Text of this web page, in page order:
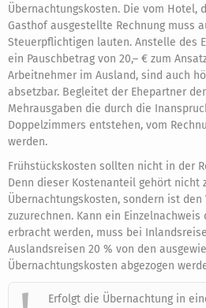
Übernachtungskosten. Die vom Hotel,
Gasthof ausgestellte Rechnung muss
Steuerpflichtigen lauten. Anstelle des
ein Pauschbetrag von 20,– € zum
Arbeitnehmer im Ausland, sind auch
absetzbar. Begleitet der Ehepartner
Mehrausgaben die durch die
Doppelzimmers entstehen, vom
werden.
Frühstückskosten sollten nicht in der
Denn dieser Kostenanteil gehört nicht
Übernachtungskosten, sondern ist den
zuzurechnen. Kann ein
erbracht werden, muss bei
Auslandsreisen 20 % von den
Übernachtungskosten abgezogen
Erfolgt die Übernachtung in